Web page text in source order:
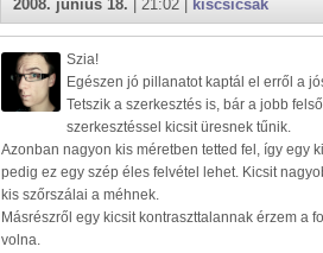
2008. június 18. | 21:02 | kiscsicsak
Szia!
Egészen jó pillanatot kaptál el erről a
Tetszik a szerkesztés is, bár a jobb
szerkesztéssel kicsit üresnek tűnik.
Azonban nagyon kis méretben tetted fel, így egy
pedig ez egy szép éles felvétel lehet. Kicsit
kis szőrszálai a méhnek.
Másrészről egy kicsit kontraszttalannak érzem a
volna.